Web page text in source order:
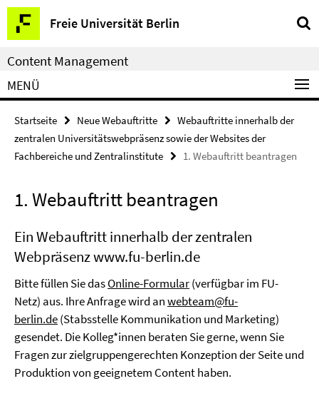
Freie Universität Berlin
Service-
Navigation
Content Management
MENÜ
Startseite Neue Webauftritte
Webauftritte innerhalb der
zentralen Universitätswebpräsenz sowie der Websites der
Fachbereiche und Zentralinstitute
1. Webauftritt beantragen
1. Webauftritt beantragen
Ein Webauftritt innerhalb der zentralen
Webpräsenz www.fu-berlin.de
Bitte füllen Sie dasOnline-Formular(verfügbar im FU-
Netz) aus. Ihre Anfrage wird anwebteam@fu-
berlin.de(Stabsstelle Kommunikation und Marketing)
gesendet. Die Kolleg*innen beraten Sie gerne, wenn Sie
Fragen zur zielgruppengerechten Konzeption der Seite und
Produktion von geeignetem Content haben.